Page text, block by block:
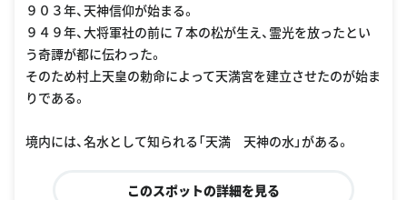
９０３年、天神信仰が始まる。
９４９年、大将軍社の前に７本の松が生え、霊光を放ったとい
う奇譚が都に伝わった。
そのため村上天皇の勅命によって天満宮を建立させたのが始ま
りである。
境内には、名水として知られる「天満 天神の水」がある。
このスポットの詳細を見る